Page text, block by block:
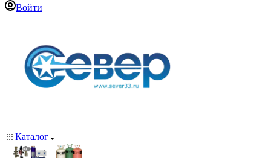
Войти
Каталог